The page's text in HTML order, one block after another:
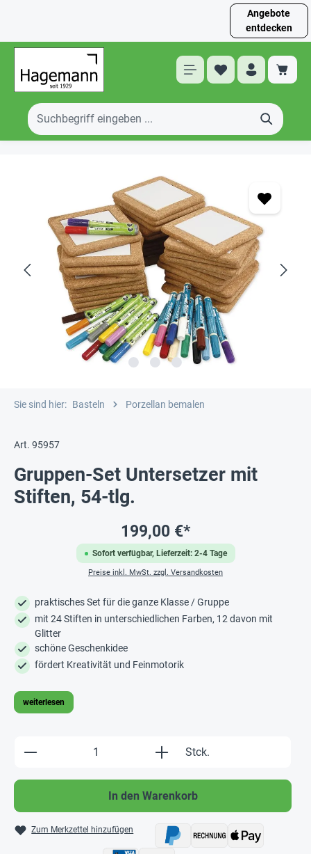
Angebote
entdecken
Sie sind hier: Basteln Porzellan bemalen
Art. 95957
Gruppen-Set Untersetzer mit
Stiften, 54-tlg.
Sofort verfügbar, Lieferzeit: 2-4 Tage
199,00 €*
Preise inkl. MwSt. zzgl. Versandkosten
praktisches Set für die ganze Klasse / Gruppe
mit 24 Stiften in unterschiedlichen Farben, 12 davon mit
Glitter
schöne Geschenkidee
fördert Kreativität und Feinmotorik
weiterlesen
Produkt Anzahl: Gib den gewünschten
Stck.
In den Warenkorb
Zum Merkzettel hinzufügen